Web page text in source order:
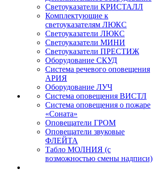
Светоуказатели КРИСТАЛЛ
Комплектующие к
светоуказателям ЛЮКС
Светоуказатели ЛЮКС
Светоуказатели МИНИ
Светоуказатели ПРЕСТИЖ
Оборудование СКУД
Система речевого оповещения
АРИЯ
Оборудование ЛУЧ
Система оповещения ВИСТЛ
Система оповещения о пожаре
«Соната»
Оповещатели ГРОМ
Оповещатели звуковые
ФЛЕЙТА
Табло МОЛНИЯ (с
возможностью смены надписи)